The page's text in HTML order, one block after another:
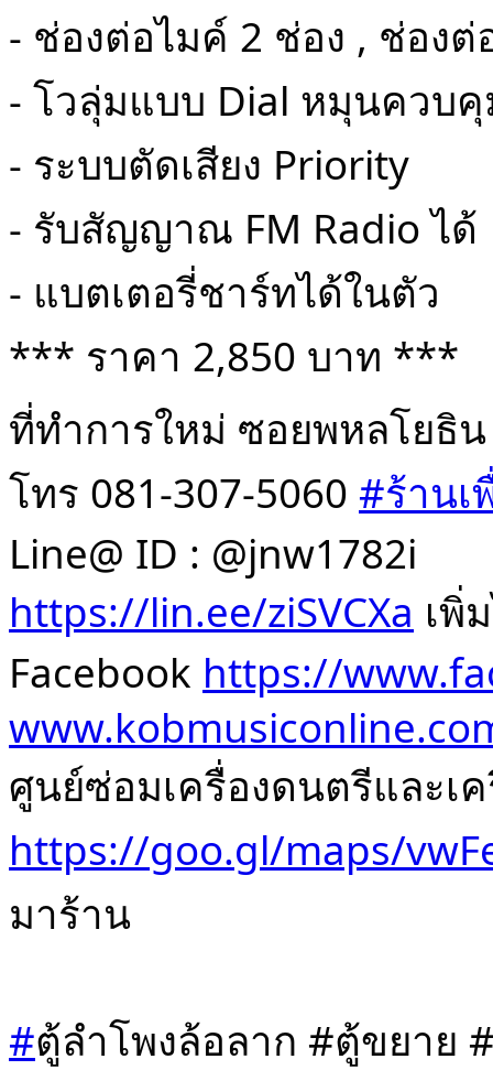
- ช่องต่อไมค์ 2 ช่อง , ช่อง
- โวลุ่มแบบ Dial หมุนควบคุ
- ระบบตัดเสียง Priority
- รับสัญญาณ FM Radio ได้
- แบตเตอรี่ชาร์ทได้ในตัว
*** ราคา 2,850 บาท ***
ที่ทำการใหม่ ซอยพหลโยธิ
โทร 081-307-5060 #ร้าน
Line@ ID : @jnw1782i
https://lin.ee/ziSVCXa เพิ่
Facebook https://
ศูนย์ซ่อมเครื่องดนตรีและเ
https://goo.gl/maps/
มาร้าน
#ตู้ลำโพงล้อลาก #ตู้ขยาย